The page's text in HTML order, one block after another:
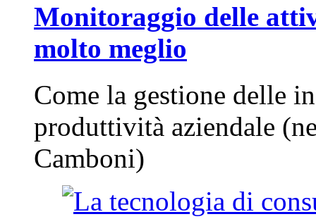
Monitoraggio delle
molto meglio
Come la gestione delle
produttività aziendale
Camboni)